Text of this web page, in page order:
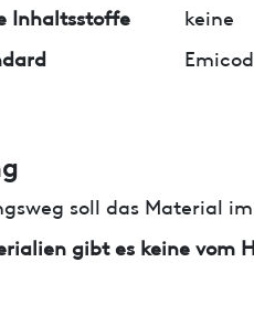
Inhaltsstoffe
keine
soll das Material
gibt es keine